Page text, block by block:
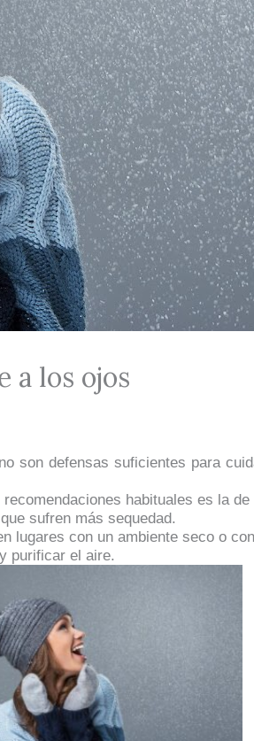
a los ojos
son defensas suficientes para
habituales es la
sufren más sequedad.
lugares con un ambiente seco o
purificar el aire.